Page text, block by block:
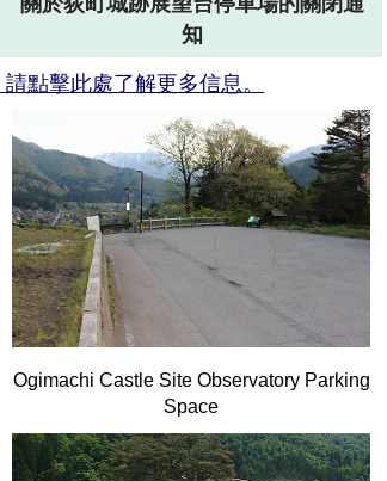
知
請點擊此處了解更多信息。
Ogimachi Castle Site Observatory Parking
Space